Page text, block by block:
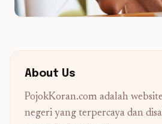
About Us
PojokKoran.com adalah
negeri yang terpercaya dan